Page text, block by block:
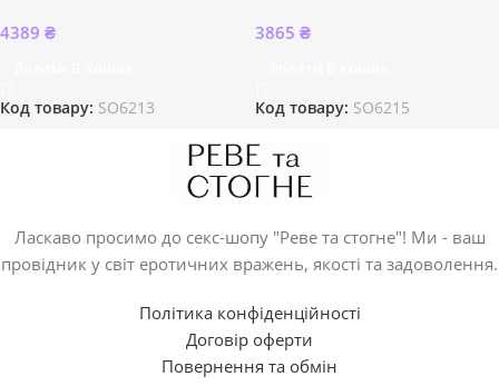
4389 ₴
Код товару: SO6213
3865 ₴
Код товару: SO6215
Ласкаво просимо до секс-шопу "Реве та стогне"! Ми - ваш
провідник у світ еротичних вражень, якості та задоволення.
Політика конфіденційності
Договір оферти
Повернення та обмін